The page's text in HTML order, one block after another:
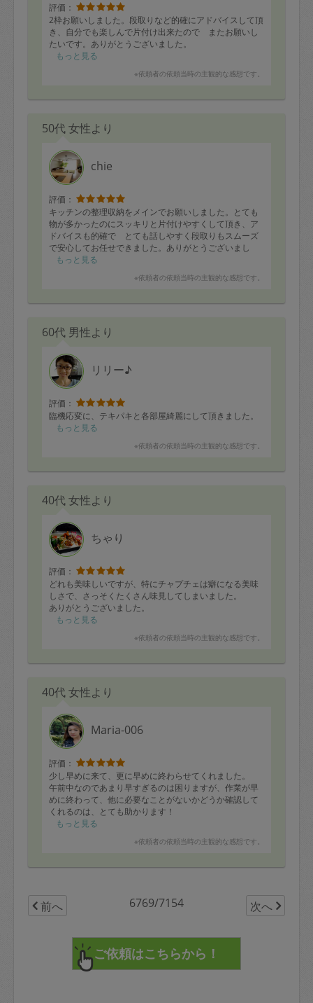
評価：
2枠お願いしました。段取りなど的確にアドバイスして頂
き、自分でも楽しんで片付け出来たので またお願いし
たいです。ありがとうございました。
もっと見る
※依頼者の依頼当時の主観的な感想です。
50代 女性より
chie
評価：
キッチンの整理収納をメインでお願いしました。とても
物が多かったのにスッキリと片付けやすくして頂き、ア
ドバイスも的確で とても話しやすく段取りもスムーズ
で安心してお任せできました。ありがとうございまし
た！もっと見る
※依頼者の依頼当時の主観的な感想です。
60代 男性より
リリー♪
評価：
臨機応変に、テキパキと各部屋綺麗にして頂きました。
もっと見る
※依頼者の依頼当時の主観的な感想です。
40代 女性より
ちゃり
評価：
どれも美味しいですが、特にチャプチェは癖になる美味
しさで、さっそくたくさん味見してしまいました。
ありがとうございました。
もっと見る
※依頼者の依頼当時の主観的な感想です。
40代 女性より
Maria-006
評価：
少し早めに来て、更に早めに終わらせてくれました。
午前中なのであまり早すぎるのは困りますが、作業が早
めに終わって、他に必要なことがないかどうか確認して
くれるのは、とても助かります！
お掃除は、お願いした範囲以上に、玄関など目についた
お料理もとても美味しそうで、余った食材でおまけのお
またよろしくお願いします。
もっと見る
※依頼者の依頼当時の主観的な感想です。
前へ 6769/7154 次へ